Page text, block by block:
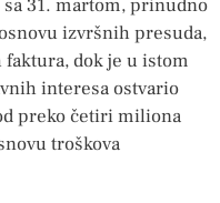
31. martom, prinudno
izvršnih presuda,
dok je u istom
interesa ostvario
preko četiri miliona
troškova